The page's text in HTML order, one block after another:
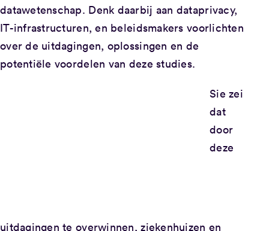
datawetenschap. Denk daarbij aan dataprivacy,
IT-infrastructuren, en beleidsmakers voorlichten
over de uitdagingen, oplossingen en de
potentiële voordelen van deze studies.
Sie zei
dat
door
deze
uitdagingen te overwinnen, ziekenhuizen en